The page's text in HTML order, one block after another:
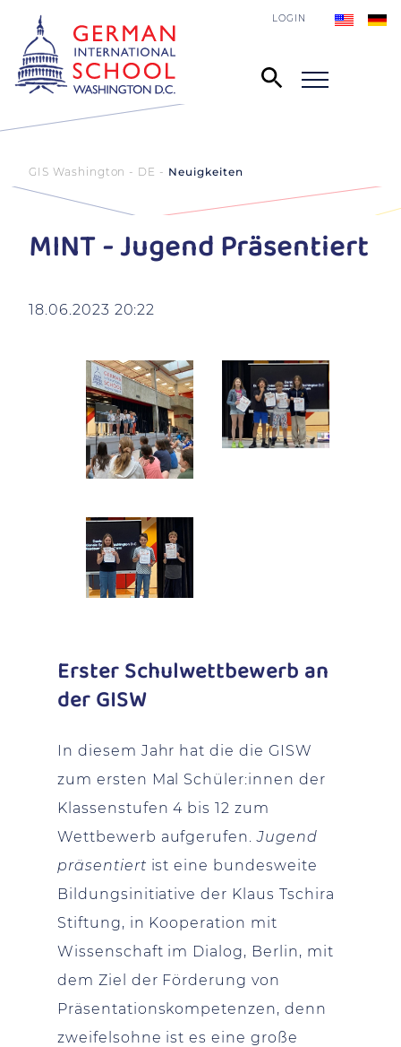
LOGIN
GIS Washington - DE Neuigkeiten
MINT - Jugend Präsentiert
18.06.2023 20:22
Erster Schulwettbewerb an
der GISW
In diesem Jahr hat die die GISW
zum ersten Mal Schüler:innen der
Klassenstufen 4 bis 12 zum
Wettbewerb aufgerufen.Jugend
präsentiert ist eine bundesweite
Bildungsinitiative der Klaus Tschira
Stiftung, in Kooperation mit
Wissenschaft im Dialog, Berlin, mit
dem Ziel der Förderung von
Präsentationskompetenzen, denn
zweifelsohne ist es eine große